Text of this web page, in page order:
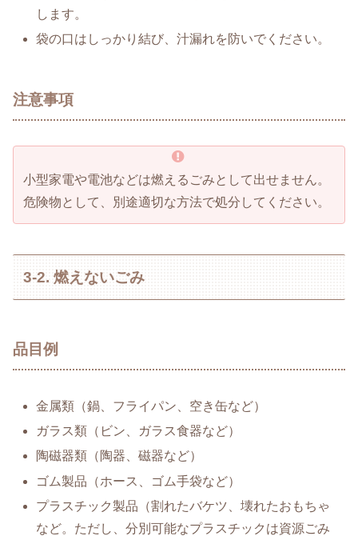
します。
袋の口はしっかり結び、汁漏れを防いでください。
注意事項
小型家電や電池などは燃えるごみとして出せません。
危険物として、別途適切な方法で処分してください。
3-2. 燃えないごみ
品目例
金属類（鍋、フライパン、空き缶など）
ガラス類（ビン、ガラス食器など）
陶磁器類（陶器、磁器など）
ゴム製品（ホース、ゴム手袋など）
プラスチック製品（割れたバケツ、壊れたおもちゃ
など。ただし、分別可能なプラスチックは資源ごみ